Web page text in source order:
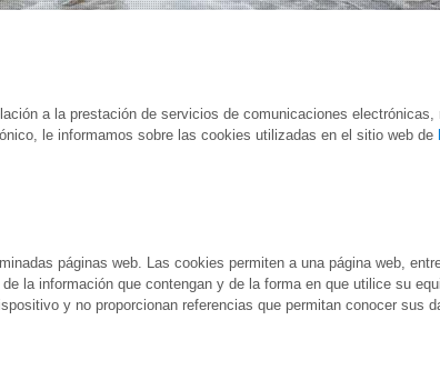
a la prestación de servicios de comunicaciones
le informamos sobre las cookies utilizadas en el sitio web de
páginas web. Las cookies permiten a una página web,
la información que contengan y de la forma en que utilice su
y no proporcionan referencias que permitan conocer sus